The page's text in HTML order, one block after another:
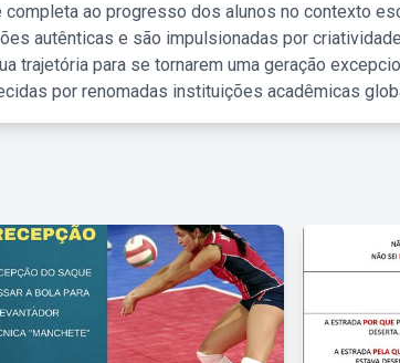
completa ao progresso dos alunos no contexto
autênticas e são impulsionadas por
trajetória para se tornarem uma geração
por renomadas instituições acadêmicas